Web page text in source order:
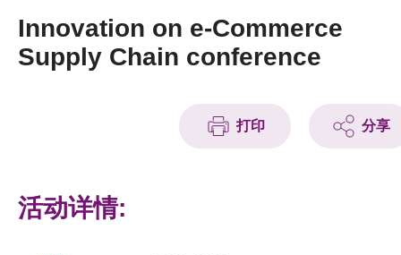
新闻中心
Innovation on e-Commerce
Supply Chain conference
打印 分享
活动详情: